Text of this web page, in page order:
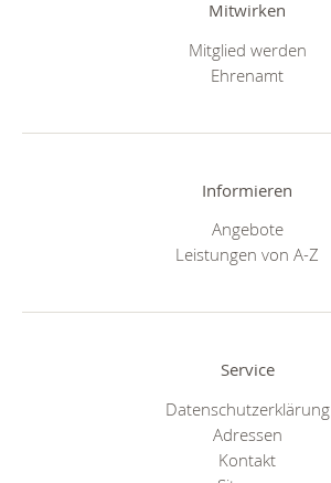
Mitwirken
Mitglied werden
Ehrenamt
Informieren
Angebote
Leistungen von A-Z
Service
Datenschutzerklärung
Adressen
Kontakt